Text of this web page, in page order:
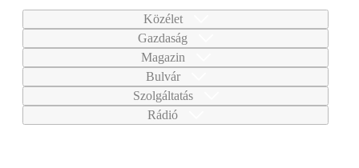
Közélet
Gazdaság
Magazin
Bulvár
Szolgáltatás
Rádió